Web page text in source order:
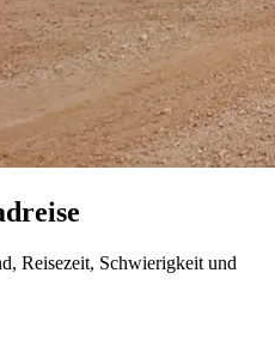
Reisezeit, Schwierigkeit und